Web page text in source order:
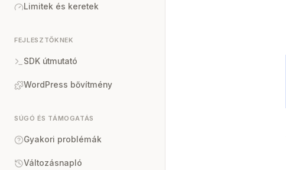
Limitek és keretek
FEJLESZTŐKNEK
SDK útmutató
WordPress bővítmény
SÚGÓ ÉS TÁMOGATÁS
Gyakori problémák
Változásnapló